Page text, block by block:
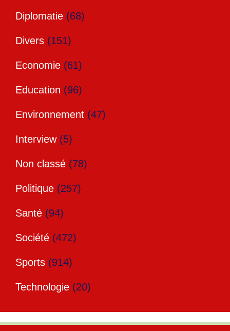
Diplomatie (68)
Divers (151)
Economie (61)
Education (96)
Environnement (47)
Interview(5)
Non classé (78)
Politique (257)
Santé (94)
Société (472)
Sports (914)
Technologie (20)